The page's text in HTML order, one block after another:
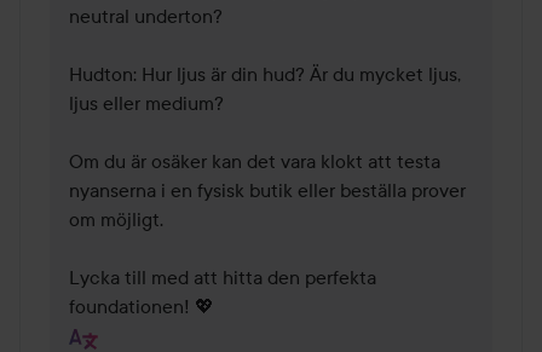
neutral underton?
Hudton: Hur ljus är din hud? Är du mycket ljus,
ljus eller medium?
Om du är osäker kan det vara klokt att testa
nyanserna i en fysisk butik eller beställa prover
om möjligt.
Lycka till med att hitta den perfekta
foundationen! 💖